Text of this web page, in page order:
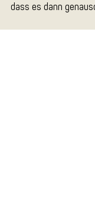
dass es dann